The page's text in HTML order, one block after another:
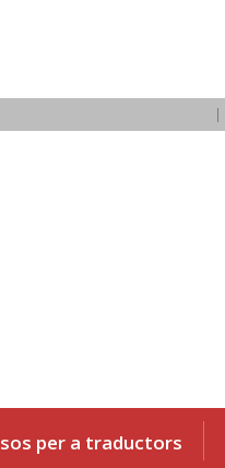
per a traductors